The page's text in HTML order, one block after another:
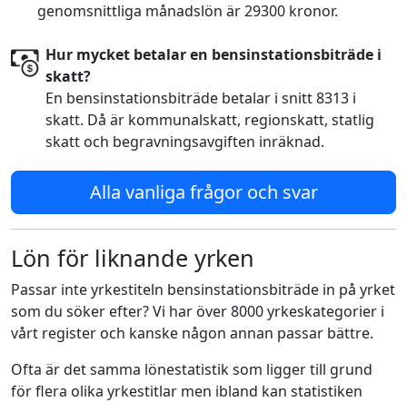
genomsnittliga månadslön är 29300 kronor.
Hur mycket betalar en bensinstationsbiträde i
skatt?
En bensinstationsbiträde betalar i snitt 8313 i
skatt. Då är kommunalskatt, regionskatt, statlig
skatt och begravningsavgiften inräknad.
Alla vanliga frågor och svar
Lön för liknande yrken
Passar inte yrkestiteln bensinstationsbiträde in på yrket
som du söker efter? Vi har över 8000 yrkeskategorier i
vårt register och kanske någon annan passar bättre.
Ofta är det samma lönestatistik som ligger till grund
för flera olika yrkestitlar men ibland kan statistiken